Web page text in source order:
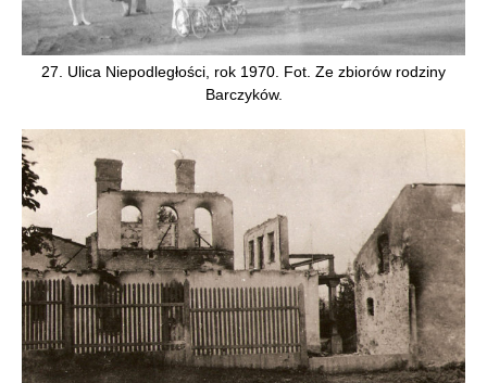
27. Ulica Niepodległości, rok 1970. Fot. Ze zbiorów rodziny
Barczyków.